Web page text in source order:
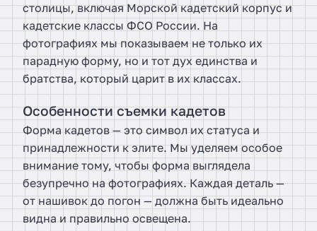
столицы, включая Морской кадетский корпус и
кадетские классы ФСО России. На
фотографиях мы показываем не только их
парадную форму, но и тот дух единства и
братства, который царит в их классах.
Особенности съемки кадетов
Форма кадетов — это символ их статуса и
принадлежности к элите. Мы уделяем особое
внимание тому, чтобы форма выглядела
безупречно на фотографиях. Каждая деталь —
от нашивок до погон — должна быть идеально
видна и правильно освещена.